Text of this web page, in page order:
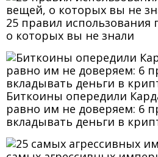
25 правил
о которых вы не знали
Биткоины опередили
равно им не доверяем: 6
вкладывать деньги в